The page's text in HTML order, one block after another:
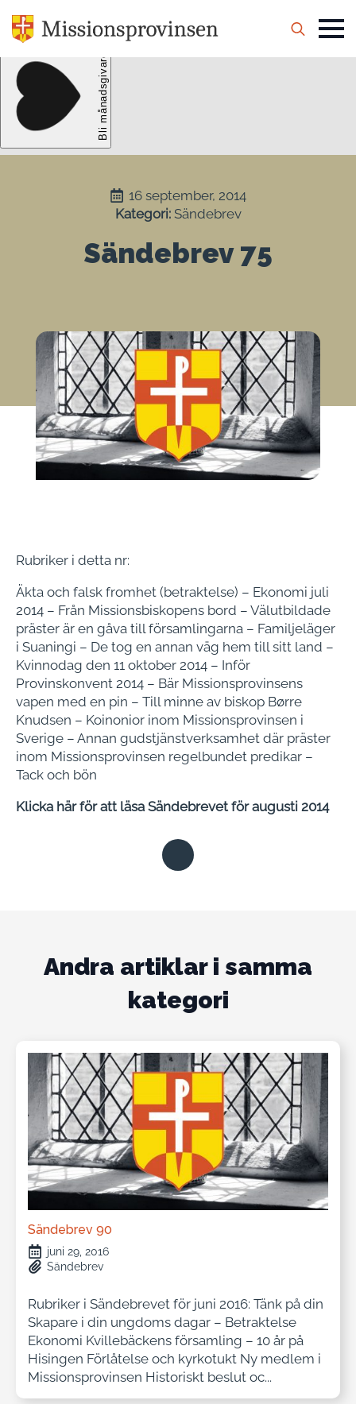
Search
16 september, 2014
Kategori: Sändebrev
Sändebrev 75
Rubriker i detta nr:
Äkta och falsk fromhet (betraktelse) – Ekonomi juli
2014 – Från Missionsbiskopens bord – Välutbildade
präster är en gåva till församlingarna – Familjeläger
i Suaningi – De tog en annan väg hem till sitt land –
Kvinnodag den 11 oktober 2014 – Inför
Provinskonvent 2014 – Bär Missionsprovinsens
vapen med en pin – Till minne av biskop Børre
Knudsen – Koinonior inom Missionsprovinsen i
Sverige – Annan gudstjänstverksamhet där präster
inom Missionsprovinsen regelbundet predikar –
Tack och bön
Klicka här för att läsa Sändebrevet för augusti 2014
Andra artiklar i samma
kategori
Sändebrev 90
juni 29, 2016
Sändebrev
Rubriker i Sändebrevet för juni 2016: Tänk på din
Skapare i din ungdoms dagar – Betraktelse
Ekonomi Kvillebäckens församling – 10 år på
Hisingen Förlåtelse och kyrkotukt Ny medlem i
Missionsprovinsen Historiskt beslut oc...